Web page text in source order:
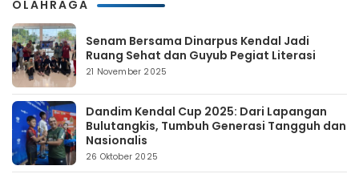
OLAHRAGA
Senam Bersama Dinarpus Kendal Jadi
Ruang Sehat dan Guyub Pegiat Literasi
21 November 2025
Dandim Kendal Cup 2025: Dari Lapangan
Bulutangkis, Tumbuh Generasi Tangguh dan
Nasionalis
26 Oktober 2025